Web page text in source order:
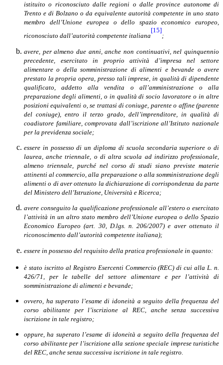
istituito o riconosciuto dalle regioni o dalle province autonome di
Trento e di Bolzano o da equivalente autorità competente in uno stato
membro dell’Unione europea o dello spazio economico europeo,
riconosciuto dall’autorità competente italiana
[15]
;
avere, per almeno due anni, anche non continuativi, nel quinquennio
precedente, esercitato in proprio attività d’impresa nel settore
alimentare o della somministrazione di alimenti e bevande o avere
prestato la propria opera, presso tali imprese, in qualità di dipendente
qualificato, addetto alla vendita o all’amministrazione o alla
preparazione degli alimenti, o in qualità di socio lavoratore o in altre
posizioni equivalenti o, se trattasi di coniuge, parente o affine (parente
del coniuge), entro il terzo grado, dell’imprenditore, in qualità di
coadiutore familiare, comprovata dall’iscrizione all’Istituto nazionale
per la previdenza sociale;
essere in possesso di un diploma di scuola secondaria superiore o di
laurea, anche triennale, o di altra scuola ad indirizzo professionale,
almeno triennale, purché nel corso di studi siano previste materie
attinenti al commercio, alla preparazione o alla somministrazione degli
alimenti o di aver ottenuto la dichiarazione di corrispondenza da parte
del Ministero dell’Istruzione, Università e Ricerca;
avere conseguito la qualificazione professionale all’estero o esercitato
l’attività in un altro stato membro dell’Unione europea o dello Spazio
Economico Europeo (art. 30, D.lgs. n. 206/2007) e aver ottenuto il
riconoscimento dall’autorità competente italiana);
essere in possesso del requisito della pratica professionale in quanto:
è stato iscritto al Registro Esercenti Commercio (REC) di cui alla L. n.
426/71, per le tabelle del settore alimentare e per l’attività di
somministrazione di alimenti e bevande;
ovvero, ha superato l’esame di idoneità a seguito della frequenza del
corso abilitante per l’iscrizione al REC, anche senza successiva
iscrizione in tale registro;
oppure, ha superato l’esame di idoneità a seguito della frequenza del
corso abilitante per l’iscrizione alla sezione speciale imprese turistiche
del REC, anche senza successiva iscrizione in tale registro.